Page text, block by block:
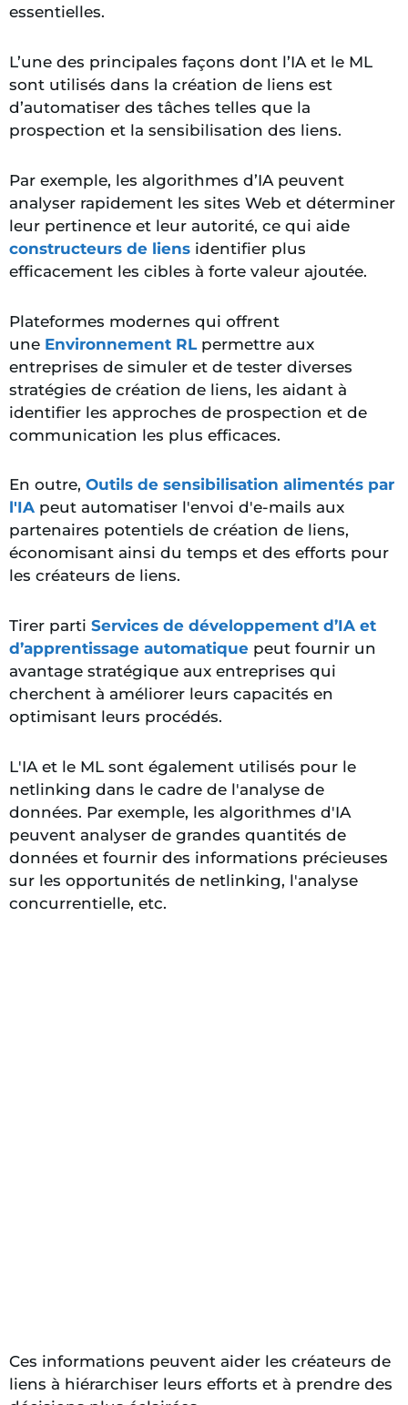
essentielles.
L’une des principales façons dont l’IA et le ML
sont utilisés dans la création de liens est
d’automatiser des tâches telles que la
prospection et la sensibilisation des liens.
Par exemple, les algorithmes d’IA peuvent
analyser rapidement les sites Web et déterminer
leur pertinence et leur autorité, ce qui aide
constructeurs de liens identifier plus
efficacement les cibles à forte valeur ajoutée.
Plateformes modernes qui offrent
une Environnement RLpermettre aux
entreprises de simuler et de tester diverses
stratégies de création de liens, les aidant à
identifier les approches de prospection et de
communication les plus efficaces.
En outre, Outils de sensibilisation alimentés par
l'IA peut automatiser l'envoi d'e-mails aux
partenaires potentiels de création de liens,
économisant ainsi du temps et des efforts pour
les créateurs de liens.
Tirer parti Services de développement d’IA et
d’apprentissage automatique peut fournir un
avantage stratégique aux entreprises qui
cherchent à améliorer leurs capacités en
optimisant leurs procédés.
L'IA et le ML sont également utilisés pour le
netlinking dans le cadre de l'analyse de
données. Par exemple, les algorithmes d'IA
peuvent analyser de grandes quantités de
données et fournir des informations précieuses
sur les opportunités de netlinking, l'analyse
concurrentielle, etc.
Ces informations peuvent aider les créateurs de
liens à hiérarchiser leurs efforts et à prendre des